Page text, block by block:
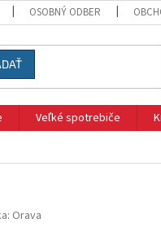
OSOBNÝ ODBER
Veľké spotrebiče
Orava